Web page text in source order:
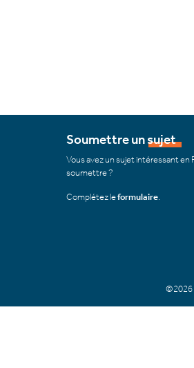
Soumettre un sujet
Vous avez un sujet intéressant en
soumettre ?
Complétez leformulaire
©2026